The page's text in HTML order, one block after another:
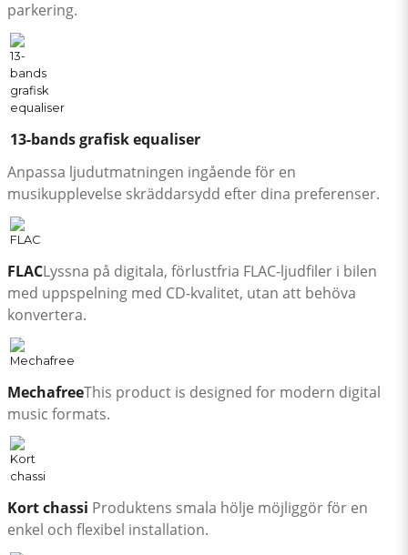
parkering.
13-bands grafisk equaliser
Anpassa ljudutmatningen ingående för en
musikupplevelse skräddarsydd efter dina preferenser.
FLACLyssna på digitala, förlustfria FLAC-ljudfiler i bilen
med uppspelning med CD-kvalitet, utan att behöva
konvertera.
MechafreeThis product is designed for modern digital
music formats.
Kort chassi Produktens smala hölje möjliggör för en
enkel och flexibel installation.